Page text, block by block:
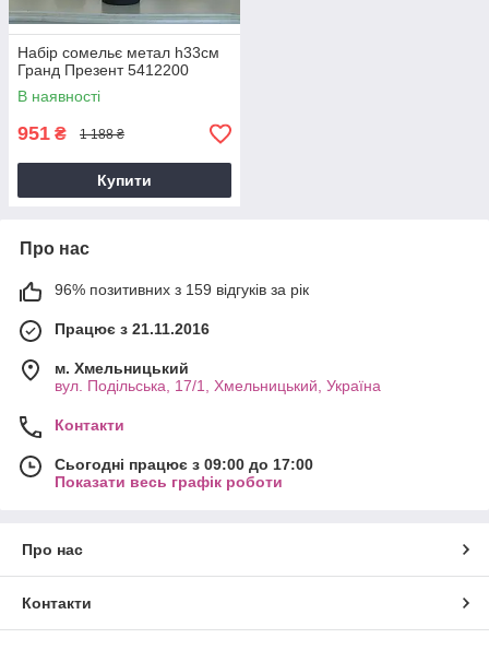
Набір сомельє метал h33см
Гранд Презент 5412200
В наявності
951 ₴ 1 188 ₴
Купити
Про нас
96% позитивних з 159 відгуків за рік
Працює з 21.11.2016
м. Хмельницький
вул. Подільська, 17/1, Хмельницький, Україна
Контакти
Сьогодні працює з 09:00 до 17:00
Показати весь графік роботи
Про нас
Контакти